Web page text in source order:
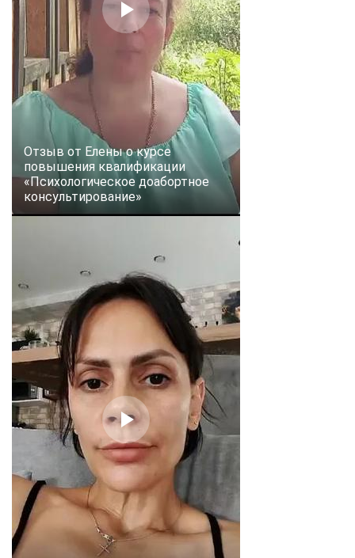
Отзыв от Елены о курсе
повышения квалификации
«Психологическое доабортное
консультирование»